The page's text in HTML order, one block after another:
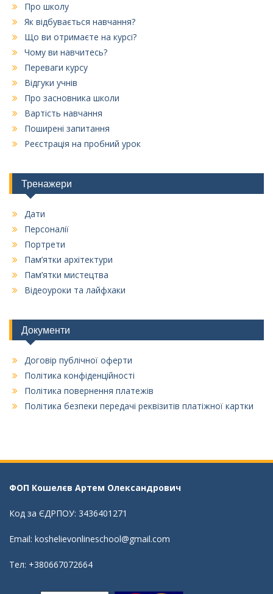
Про школу
Як відбувається навчання?
Що ви отримаєте на курсі?
Чому ви навчитесь?
Переваги курсу
Відгуки учнів
Про засновника школи
Вартість навчання
Поширені запитання
Реєстрація на пробний урок
Тренажери
Дати
Персоналії
Портрети
Пам’ятки архітектури
Пам’ятки мистецтва
Відеоуроки та лайфхаки
Документи
Договір публічної оферти
Політика конфіденційності
Політика повернення платежів
Політика безпеки передачі реквізитів платіжної картки
ФОП Кошелєв Aртем Олександрович
Код за ЄДРПОУ: 3436401271
Email: koshelievonlineschool@gmail.com
Тел: +380667072664